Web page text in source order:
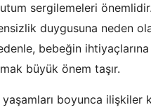
sergilemeleri
duygusuna neden
bebeğin
büyük önem taşır.
boyunca ilişkiler